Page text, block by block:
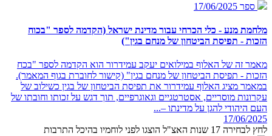
ספר 17/06/2025
מלחמת מנע - כלי הכרחי עבור מדינת ישראל (הקדמה לספר "בכוח
הזכות - תפיסת הביטחון של מנחם בגין")
מאמר זה של האלוף במילואים יעקב עמידרור הוא הקדמה לספר "בכח
הזכות - תפיסת הביטחון של מנחם בגין" (קישור לחוברת בגוף המאמר).
במאמר מציג האלוף עמידרור את תפיסת הביטחון של בגין כשילוב של
עקרונות מוסריים, אסטרטגיים וגאוגרפיים, תוך דגש על זכותו וחובתו של
העם היהודי להגן על מדינתו –...
17/06/2025
לחץ לבחירה 17 שנות האצ"ל הוצגו לפני לוחמיו בהיכל התרבות